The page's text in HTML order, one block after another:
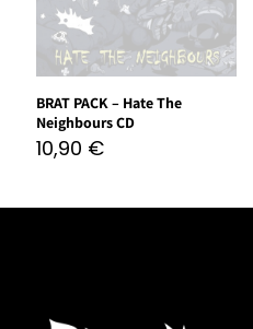
BRAT PACK – Hate The
Neighbours CD
10,90 €